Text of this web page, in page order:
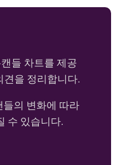
들 차트를 제공
견을 정리합니다.
들의 변화에 따라
수 있습니다.